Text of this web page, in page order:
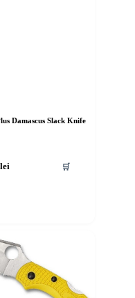
Damascus Slack Knife
lei 🛒